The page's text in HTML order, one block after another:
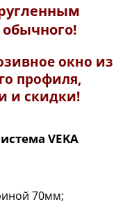
окно из
профиля,
и скидки!
VEKA
70мм;